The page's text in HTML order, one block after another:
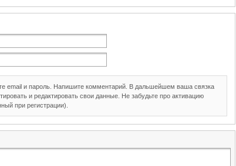
email и пароль. Напишите комментарий. В дальшейшем ваша связка
и редактировать свои данные. Не забудьте про активацию
при регистрации).